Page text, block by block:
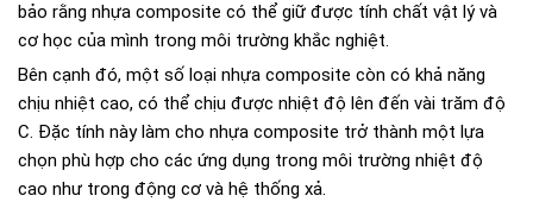
bảo rằng nhựa composite có thể giữ được tính chất vật lý và
cơ học của mình trong môi trường khắc nghiệt.
Bên cạnh đó, một số loại nhựa composite còn có khả năng
chịu nhiệt cao, có thể chịu được nhiệt độ lên đến vài trăm độ
C. Đặc tính này làm cho nhựa composite trở thành một lựa
chọn phù hợp cho các ứng dụng trong môi trường nhiệt độ
cao như trong động cơ và hệ thống xả.